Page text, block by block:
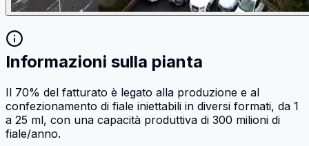
Informazioni sulla pianta
Il 70% del fatturato è legato alla produzione e al
confezionamento di fiale iniettabili in diversi formati, da 1
a 25 ml, con una capacità produttiva di 300 milioni di
fiale/anno.